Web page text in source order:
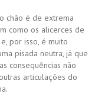
chão é de extrema
como os alicerces de
por isso, é muito
pisada neutra, já que
consequências não
articulações do